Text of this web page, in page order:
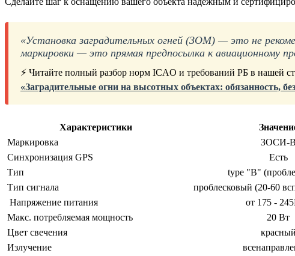
«Установка заградительных огней (ЗОМ) — это не
маркировки — это прямая предпосылка к авиационному
⚡ Читайте полный разбор норм ICAO и требований РБ в нашей
«Заградительные огни на высотных объектах: обязанность,
Характеристики
Маркировка
ЗОСИ-В
Синхронизация GPS
Есть
Тип
type "В"
Тип сигнала
проблесковый (20-60
Напряжение питания
от 175 -
Макс. потребляемая мощность
20 Вт
Цвет свечения
красный
Излучение